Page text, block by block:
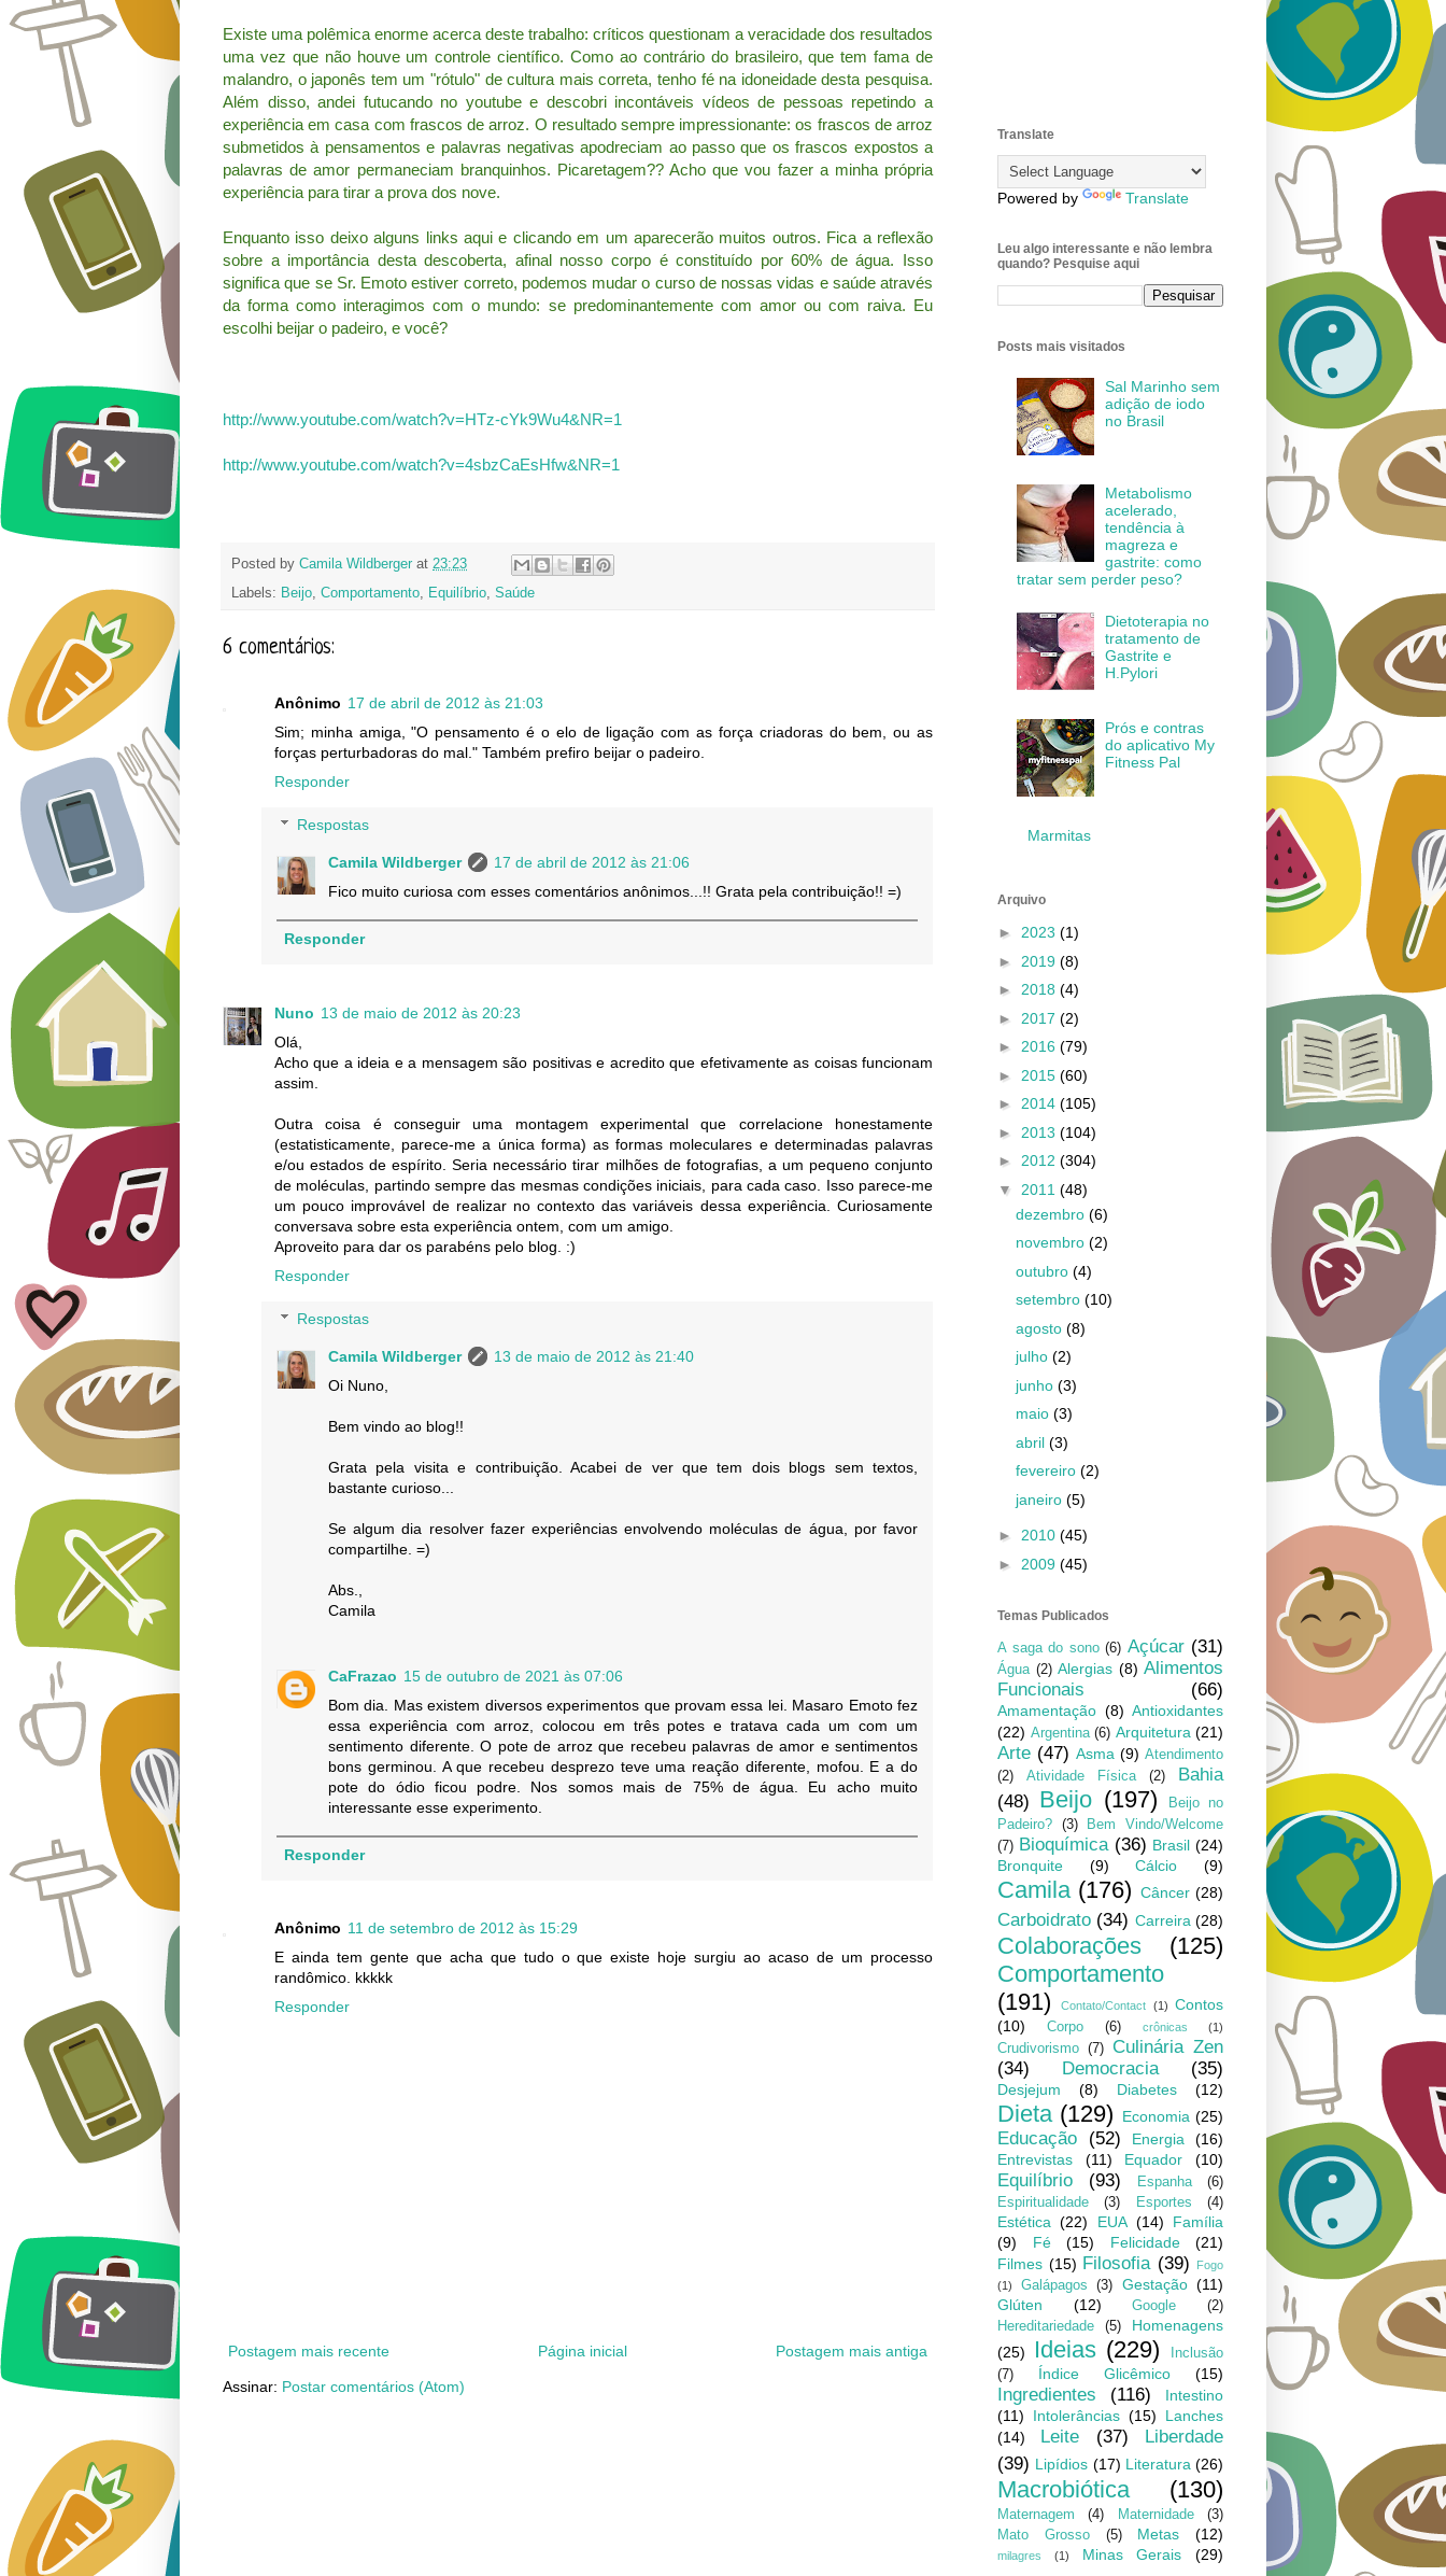
Existe uma polêmica enorme acerca deste trabalho: críticos questionam a veracidade dos resultados
uma vez que não houve um controle científico. Como ao contrário do brasileiro, que tem fama de
malandro, o japonês tem um "rótulo" de cultura mais correta, tenho fé na idoneidade desta pesquisa.
Além disso, andei futucando no youtube e descobri incontáveis vídeos de pessoas repetindo a
experiência em casa com frascos de arroz. O resultado sempre impressionante: os frascos de arroz
submetidos à pensamentos e palavras negativas apodreciam ao passo que os frascos expostos a
palavras de amor permaneciam branquinhos. Picaretagem?? Acho que vou fazer a minha própria
experiência para tirar a prova dos nove.
Enquanto isso deixo alguns links aqui e clicando em um aparecerão muitos outros. Fica a reflexão
sobre a importância desta descoberta, afinal nosso corpo é constituído por 60% de água. Isso
significa que se Sr. Emoto estiver correto, podemos mudar o curso de nossas vidas e saúde através
da forma como interagimos com o mundo: se predominantemente com amor ou com raiva. Eu
escolhi beijar o padeiro, e você?
http://www.youtube.com/watch?v=HTz-cYk9Wu4&NR=1
http://www.youtube.com/watch?v=4sbzCaEsHfw&NR=1
Posted by Camila Wildberger at 23:23
Labels: Beijo, Comportamento, Equilíbrio, Saúde
6 comentários:
Anônimo 17 de abril de 2012 às 21:03
Sim; minha amiga, "O pensamento é o elo de ligação com as força criadoras do bem, ou as
forças perturbadoras do mal." Também prefiro beijar o padeiro.
Responder
Respostas
Camila Wildberger
17 de abril de 2012 às 21:06
Fico muito curiosa com esses comentários anônimos...!! Grata pela contribuição!! =)
Responder
Nuno 13 de maio de 2012 às 20:23
Olá,
Acho que a ideia e a mensagem são positivas e acredito que efetivamente as coisas funcionam
assim.
Outra coisa é conseguir uma montagem experimental que correlacione honestamente
(estatisticamente, parece-me a única forma) as formas moleculares e determinadas palavras
e/ou estados de espírito. Seria necessário tirar milhões de fotografias, a um pequeno conjunto
de moléculas, partindo sempre das mesmas condições iniciais, para cada caso. Isso parece-me
um pouco improvável de realizar no contexto das variáveis dessa experiência. Curiosamente
conversava sobre esta experiência ontem, com um amigo.
Aproveito para dar os parabéns pelo blog. :)
Responder
Respostas
Camila Wildberger
13 de maio de 2012 às 21:40
Oi Nuno,
Bem vindo ao blog!!
Grata pela visita e contribuição. Acabei de ver que tem dois blogs sem textos,
bastante curioso...
Se algum dia resolver fazer experiências envolvendo moléculas de água, por favor
compartilhe. =)
Abs.,
Camila
CaFrazao 15 de outubro de 2021 às 07:06
Bom dia. Mas existem diversos experimentos que provam essa lei. Masaro Emoto fez
essa experiência com arroz, colocou em três potes e tratava cada um com um
sentimento diferente. O pote de arroz que recebeu palavras de amor e sentimentos
bons germinou. A que recebeu desprezo teve uma reação diferente, mofou. E a do
pote do ódio ficou podre. Nos somos mais de 75% de água. Eu acho muito
interessante esse experimento.
Responder
Anônimo 11 de setembro de 2012 às 15:29
E ainda tem gente que acha que tudo o que existe hoje surgiu ao acaso de um processo
randômico. kkkkk
Responder
Postagem mais recente Postagem mais antiga
Página inicial
Assinar: Postar comentários (Atom)
Translate
Powered by Translate
Leu algo interessante e não lembra
quando? Pesquise aqui
Posts mais visitados
Sal Marinho sem
adição de iodo
no Brasil
Metabolismo
acelerado,
tendência à
magreza e
gastrite: como
tratar sem perder peso?
Dietoterapia no
tratamento de
Gastrite e
H.Pylori
Prós e contras
do aplicativo My
Fitness Pal
Marmitas
Arquivo
► 2023 (1)
► 2019 (8)
► 2018 (4)
► 2017 (2)
► 2016 (79)
► 2015 (60)
► 2014 (105)
► 2013 (104)
► 2012 (304)
▼ 2011 (48)
dezembro (6)
novembro (2)
outubro (4)
setembro (10)
agosto (8)
julho (2)
junho (3)
maio (3)
abril (3)
fevereiro (2)
janeiro (5)
► 2010 (45)
► 2009 (45)
Temas Publicados
A saga do sono (6) Açúcar (31)
Água (2) Alergias (8) Alimentos
Funcionais
(66)
Amamentação (8) Antioxidantes
(22) Argentina (6) Arquitetura (21)
Arte (47) Asma (9) Atendimento
(2)
Atividade Física (2)
Bahia
(48) Beijo (197)
Beijo no
Padeiro?
(3)
Bem Vindo/Welcome
(7) Bioquímica (36) Brasil (24)
Bronquite
(9) Cálcio (9)
Camila (176) Câncer (28)
Carboidrato (34) Carreira (28)
Colaborações
(125)
Comportamento
(191)
Contato/Contact (1) Contos
(10)
Corpo (6) crônicas (1)
Crudivorismo (7) Culinária Zen
(34)
Democracia (35)
Desjejum (8) Diabetes (12)
Dieta (129) Economia (25)
Educação (52) Energia
(16)
Entrevistas
(11) Equador (10)
Equilíbrio (93) Espanha
(6)
Espiritualidade
(3) Esportes (4)
Estética (22) EUA (14)
Família
(9)
Fé (15) Felicidade
(21)
Filmes (15) Filosofia (39)
Fogo
(1)
Galápagos (3) Gestação (11)
Glúten
(12) Google
(2)
Hereditariedade
(5)
Homenagens
(25)
Ideias (229)
Inclusão
(7)
Índice Glicêmico (15)
Ingredientes (116)
Intestino
(11)
Intolerâncias (15)
Lanches
(14)
Leite (37)
Liberdade
(39) Lipídios (17) Literatura (26)
Macrobiótica (130)
Maternagem (4) Maternidade
(3)
Mato Grosso
(5) Metas (12)
milagres (1) Minas Gerais (29)